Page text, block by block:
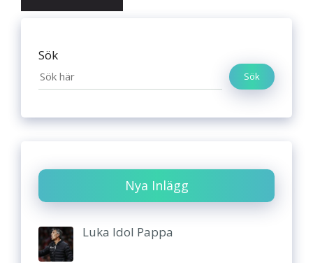
Sök
Sök
Nya Inlägg
Luka Idol Pappa